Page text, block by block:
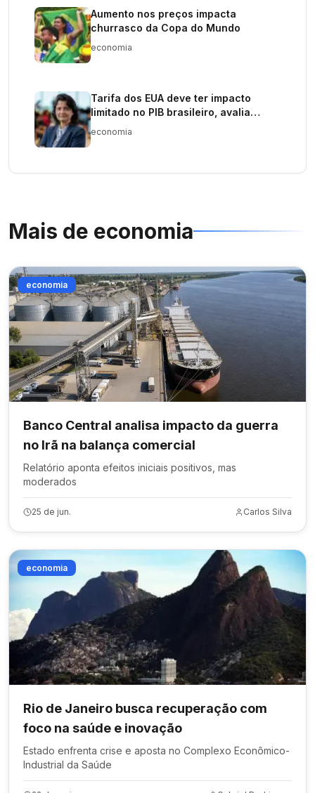
Aumento nos preços impacta
churrasco da Copa do Mundo
economia
Tarifa dos EUA deve ter impacto
limitado no PIB brasileiro, avalia
economista da InvestSmart XP
economia
Mais de economia
economia
Banco Central analisa impacto da guerra
no Irã na balança comercial
Relatório aponta efeitos iniciais positivos, mas
moderados
25 de jun. Carlos Silva
economia
Rio de Janeiro busca recuperação com
foco na saúde e inovação
Estado enfrenta crise e aposta no Complexo Econômico-
Industrial da Saúde